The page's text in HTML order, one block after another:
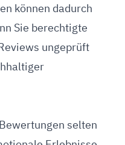
können dadurch
Sie berechtigte
ungeprüft
selten